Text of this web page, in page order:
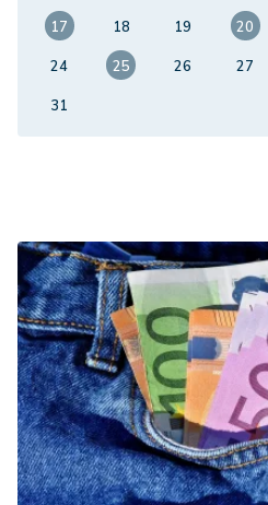
17
18 19 20
24
25 26 27
31